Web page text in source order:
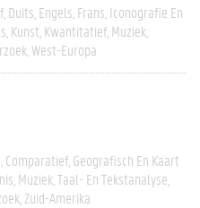
Duits Engels Frans Iconografie En
Kunst Kwantitatief Muziek
West-Europa
Comparatief Geografisch En Kaart
Muziek Taal- En Tekstanalyse
Zuid-Amerika